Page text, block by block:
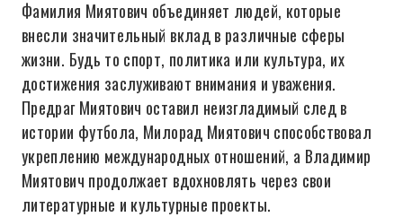
Фамилия Миятович объединяет людей, которые
внесли значительный вклад в различные сферы
жизни. Будь то спорт, политика или культура, их
достижения заслуживают внимания и уважения.
Предраг Миятович оставил неизгладимый след в
истории футбола, Милорад Миятович способствовал
укреплению международных отношений, а Владимир
Миятович продолжает вдохновлять через свои
литературные и культурные проекты.